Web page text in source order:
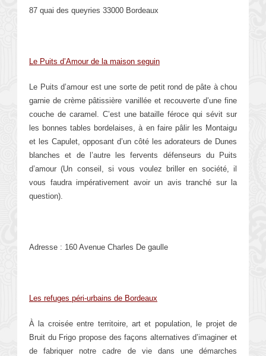
87 quai des queyries 33000 Bordeaux
Le Puits d’Amour de la maison seguin
Le Puits d’amour est une sorte de petit rond de pâte à chou
garnie de crème pâtissière vanillée et recouverte d’une fine
couche de caramel. C’est une bataille féroce qui sévit sur
les bonnes tables bordelaises, à en faire pâlir les Montaigu
et les Capulet, opposant d’un côté les adorateurs de Dunes
blanches et de l’autre les fervents défenseurs du Puits
d’amour (Un conseil, si vous voulez briller en société, il
vous faudra impérativement avoir un avis tranché sur la
question).
Adresse : 160 Avenue Charles De gaulle
Les refuges péri-urbains de Bordeaux
À la croisée entre territoire, art et population, le projet de
Bruit du Frigo propose des façons alternatives d’imaginer et
de fabriquer notre cadre de vie dans une démarches